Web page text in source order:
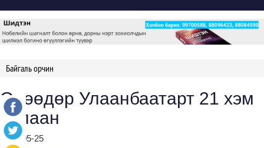
Байгаль орчин
Өнөөдөр Улаанбаатарт 21 хэм
дулаан
2022-05-25